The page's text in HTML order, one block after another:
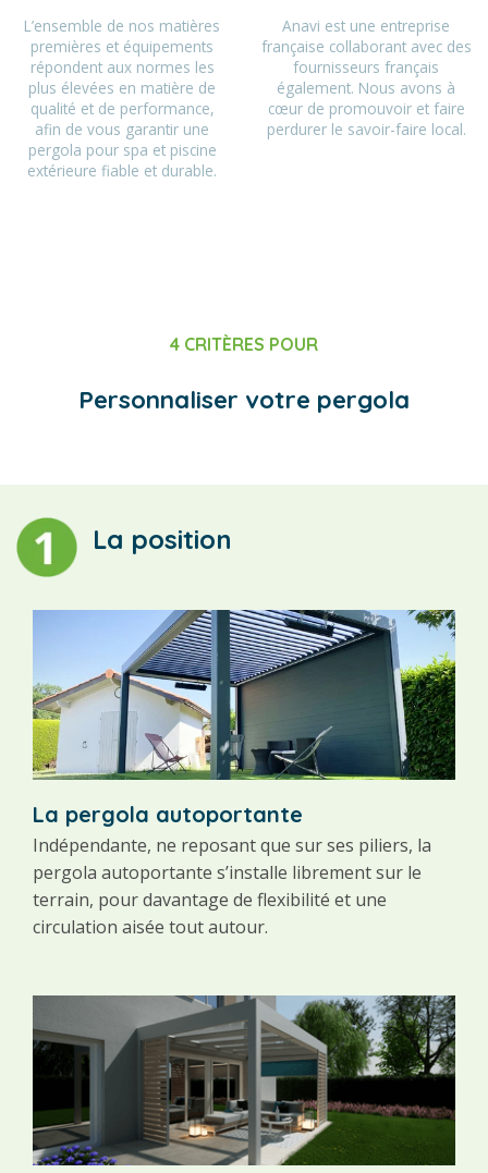
L’ensemble de nos matières
premières et équipements
répondent aux normes les
plus élevées en matière de
qualité et de performance,
afin de vous garantir une
pergola pour spa et piscine
extérieure fiable et durable.
Anavi est une entreprise
française collaborant avec des
fournisseurs français
également. Nous avons à
cœur de promouvoir et faire
perdurer le savoir-faire local.
4 CRITÈRES POUR
Personnaliser votre pergola
La position
La pergola autoportante
Indépendante, ne reposant que sur ses piliers, la
pergola autoportante s’installe librement sur le
terrain, pour davantage de flexibilité et une
circulation aisée tout autour.